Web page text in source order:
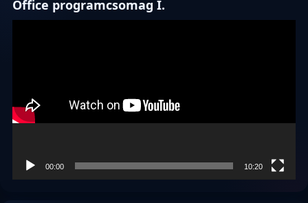
Office programcsomag I.
00:00 10:20